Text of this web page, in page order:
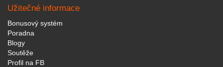
Užitečné informace
Bonusový systém
Poradna
Blogy
Soutěže
Profil na FB